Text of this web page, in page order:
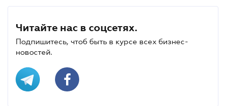
Читайте нас в соцсетях.
Подпишитесь, чтоб быть в курсе всех бизнес-
новостей.